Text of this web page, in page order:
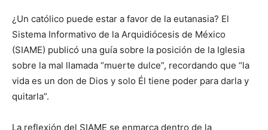
¿Un católico puede estar a favor de la eutanasia? El
Sistema Informativo de la Arquidiócesis de México
(SIAME) publicó una guía sobre la posición de la Iglesia
sobre la mal llamada “muerte dulce”, recordando que “la
vida es un don de Dios y solo Él tiene poder para darla y
quitarla”.
La reflexión del SIAME se enmarca dentro de la